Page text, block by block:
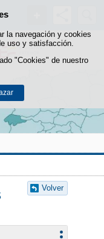
la navegación y cookies
uso y satisfacción.
"Cookies" de nuestro
Volver